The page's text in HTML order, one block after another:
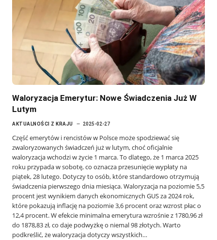
Waloryzacja Emerytur: Nowe Świadczenia Już W
Lutym
AKTUALNOŚCI Z KRAJU 2025-02-27
Część emerytów i rencistów w Polsce może spodziewać się
zwaloryzowanych świadczeń już w lutym, choć oficjalnie
waloryzacja wchodzi w życie 1 marca. To dlatego, że 1 marca 2025
roku przypada w sobotę, co oznacza przesunięcie wypłaty na
piątek, 28 lutego. Dotyczy to osób, które standardowo otrzymują
świadczenia pierwszego dnia miesiąca. Waloryzacja na poziomie 5,5
procent jest wynikiem danych ekonomicznych GUS za 2024 rok,
które pokazują inflację na poziomie 3,6 procent oraz wzrost płac o
12,4 procent. W efekcie minimalna emerytura wzrośnie z 1780,96 zł
do 1878,83 zł, co daje podwyżkę o niemal 98 złotych. Warto
podkreślić, że waloryzacja dotyczy wszystkich…